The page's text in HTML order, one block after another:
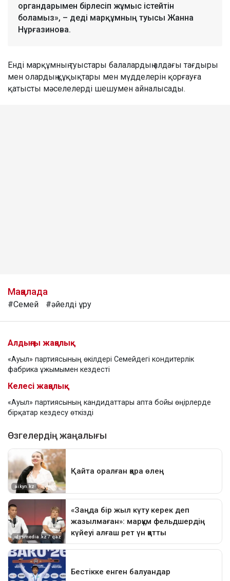
органдарымен бірлесіп жұмыс істейтін
боламыз», – деді марқұмның туысы Жанна
Нұрғазинова.
Енді марқұмның туыстары балалардың алдағы тағдыры
мен олардың құқықтары мен мүдделерін қорғауға
қатысты мәселелерді шешумен айналысады.
Мақалада
#Семей #әйелді ұру
Алдыңғы жаңалық
«Ауыл» партиясының өкілдері Семейдегі кондитерлік
фабрика ұжымымен кездесті
Келесі жаңалық
«Ауыл» партиясының кандидаттары апта бойы өңірлерде
бірқатар кездесу өткізді